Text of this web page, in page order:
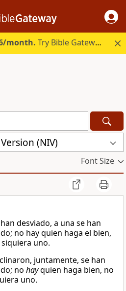
month. Try Bible Gateway Plus.
(NIV)
Font Size
desviado, a una se han
no hay quien haga el bien,
uno.
juntamente, se han
no hayquien haga bien, no
uno.